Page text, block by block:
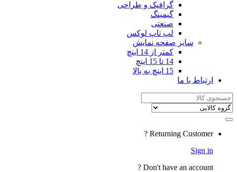
گرافیک و طراحی
گیمینگ
صنعتی
لپ تاپ لوکس
سایز صفحه نمایش
کمتر از 14 اینچ
14 تا 15 اینچ
15 اینچ به بالا
ارتباط با ما
Search
for:
Returning Customer ?
Sign in
Don't have an account ?